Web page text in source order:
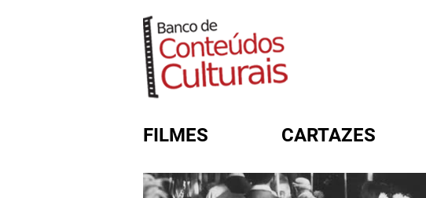
FILMES CARTAZES